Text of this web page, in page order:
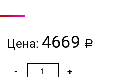
Цена: 4669 a